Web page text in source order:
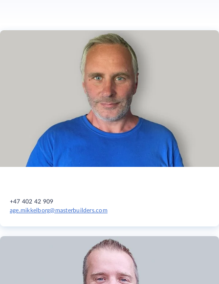
+47 402 42 909
age.mikkelborg@masterbuilders.com